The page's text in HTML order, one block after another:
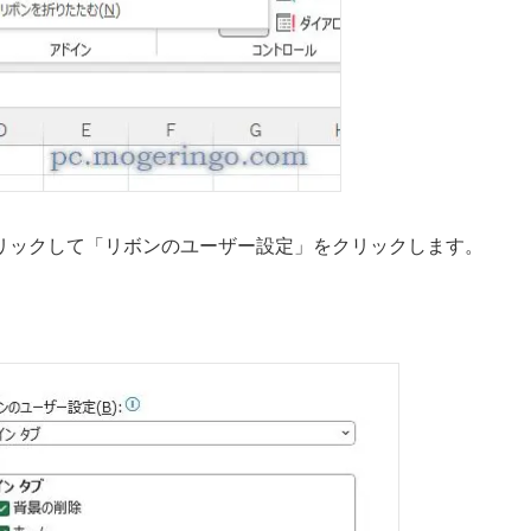
クして「リボンのユーザー設定」をクリックします。